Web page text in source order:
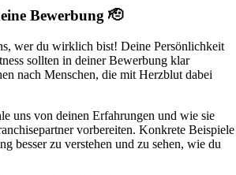
Bewerbung 🫡
wer du wirklich bist! Deine Persönlichkeit
sollten in deiner Bewerbung klar
nach Menschen, die mit Herzblut dabei
uns von deinen Erfahrungen und wie sie
vorbereiten. Konkrete Beispiele
besser zu verstehen und zu sehen, wie du